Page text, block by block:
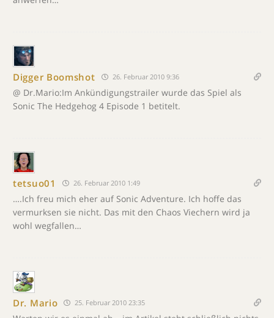
Digger Boomshot 26. Februar 2010 9:36
@ Dr.Mario:Im Ankündigungstrailer wurde das Spiel als
Sonic The Hedgehog 4 Episode 1 betitelt.
tetsuo01 26. Februar 2010 1:49
….Ich freu mich eher auf Sonic Adventure. Ich hoffe das
vermurksen sie nicht. Das mit den Chaos Viechern wird ja
wohl wegfallen…
Dr. Mario 25. Februar 2010 23:35